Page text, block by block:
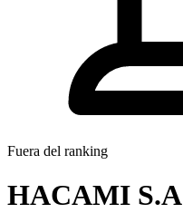
Fuera del ranking
HACAMI S.A